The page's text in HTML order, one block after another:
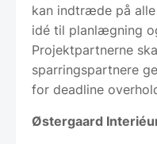
kan indtræde på
idé til planlægning
Projektpartnerne
sparringspartnere
for deadline
Østergaard